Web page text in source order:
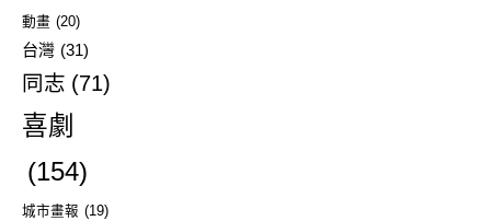
動畫 (20)
台灣 (31)
同志 (71)
喜劇
(154)
城市畫報 (19)